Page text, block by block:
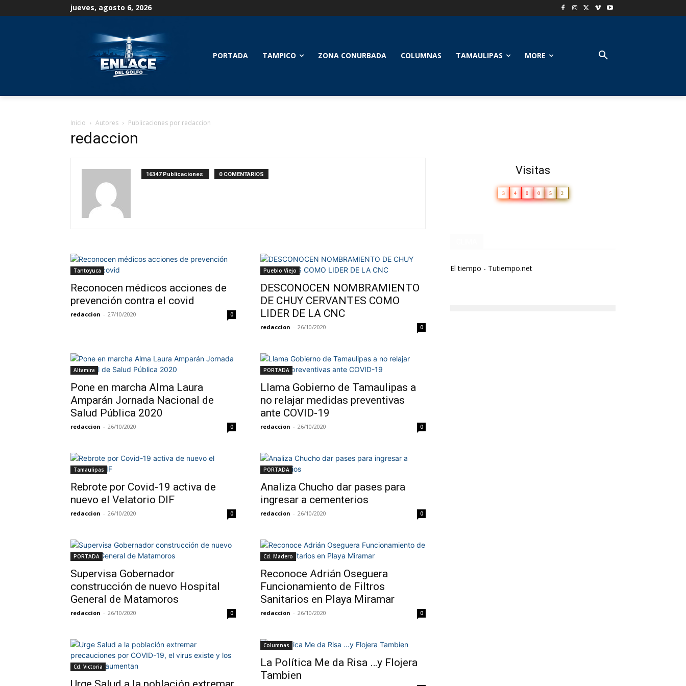
jueves, agosto 6, 2026
PORTADA TAMPICO ZONA CONURBADA COLUMNAS TAMAULIPAS MORE
Inicio Autores Publicaciones por redaccion
redaccion
16347 Publicaciones 0 COMENTARIOS
Tantoyuca
Reconocen médicos acciones de
prevención contra el covid
redaccion - 27/10/2020 0
Pueblo Viejo
DESCONOCEN NOMBRAMIENTO
DE CHUY CERVANTES COMO
LIDER DE LA CNC
redaccion - 26/10/2020 0
Altamira
Pone en marcha Alma Laura
Amparán Jornada Nacional de
Salud Pública 2020
redaccion - 26/10/2020 0
PORTADA
Llama Gobierno de Tamaulipas a
no relajar medidas preventivas
ante COVID-19
redaccion - 26/10/2020 0
Tamaulipas
Rebrote por Covid-19 activa de
nuevo el Velatorio DIF
redaccion - 26/10/2020 0
PORTADA
Analiza Chucho dar pases para
ingresar a cementerios
redaccion - 26/10/2020 0
PORTADA
Supervisa Gobernador
construcción de nuevo Hospital
General de Matamoros
redaccion - 26/10/2020 0
Cd. Madero
Reconoce Adrián Oseguera
Funcionamiento de Filtros
Sanitarios en Playa Miramar
redaccion - 26/10/2020 0
Cd. Victoria
Columnas
La Política Me da Risa …y Flojera
Tambien
Visitas
3 4 0 0 5 2
El tiempo - Tutiempo.net